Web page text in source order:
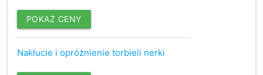
POKAŻ CENY
Nakłucie i opróżnienie torbieli nerki